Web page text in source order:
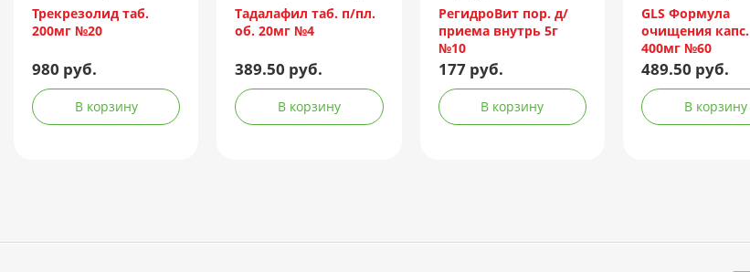
Россия
Трекрезолид таб.
200мг №20
980 руб.
В корзину
Тадалафил таб. п/пл.
об. 20мг №4
389.50 руб.
В корзину
РегидроВит пор. д/
приема внутрь 5г
№10
177 руб.
В корзину
GLS Формула
очищения капс.
400мг №60
489.50 руб.
В корзину